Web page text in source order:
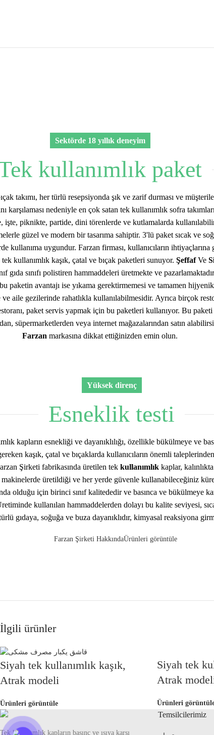
Sektörde 18 yıllık deneyim
kullanımlık paket
takımı, her türlü resepsiyonda şık ve zarif durması ve
karşılaması nedeniyle en çok satan tek kullanımlık sofra
işte, piknikte, partide, dini törenlerde ve kutlamalarda
güzel ve modern bir tasarıma sahiptir. 3'lü paket sıcak ve
kullanıma uygundur. Farzan firması, kullanıcıların ihtiyaçlarına
kullanımlık kaşık, çatal ve bıçak paketleri sunuyor. ŞeffafVe
gıda sınıfı polistiren hammaddeleri üretmekte ve
paketin avantajı ise yıkama gerektirmemesi ve tamamen hijyenik
aile gezilerinde rahatlıkla kullanılabilmesidir. Ayrıca birçok
paket servis yapmak için bu paketleri kullanıyor. Bu
süpermarketlerden veya internet mağazalarından satın
Farzan markasına dikkat ettiğinizden emin olun.
Yüksek direnç
Esneklik testi
kapların esnekliği ve dayanıklılığı, özellikle bükülmeye ve
kaşık, çatal ve bıçaklarda kullanıcıların önemli
Şirketi fabrikasında üretilen tek kullanımlık kaplar,
üretildiği ve her yerde güvenle kullanabileceğiniz
olduğu için birinci sınıf kalitededir ve basınca ve bükülmeye
kullanılan hammaddelerden dolayı bu kalite seviyesi,
gıdaya, soğuğa ve buza dayanıklıdır, kimyasal reaksiyona
Farzan Şirketi HakkındaÜrünleri görüntüle
İlgili ürünler
Siyah tek kullanımlık kaşık,
Atrak modeli
Ürünleri görüntüle
Siyah tek
Atrak
Ürünleri
Tek kullanımlık kapların basınç ve ısıya karşı
Temsilcilerimiz